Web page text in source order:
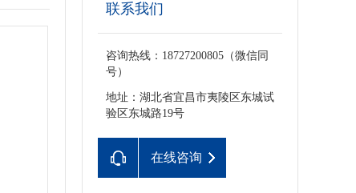
联系我们
咨询热线：18727200805（微信同
号）
地址：湖北省宜昌市夷陵区东城试
验区东城路19号
在线咨询